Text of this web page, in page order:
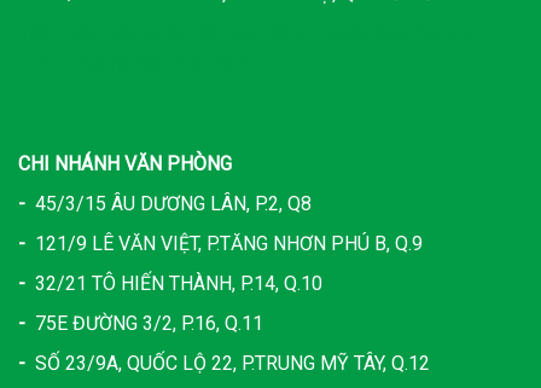
CHI NHÁNH VĂN PHÒNG
- 45/3/15 ÂU DƯƠNG LÂN, P.2, Q8
- 121/9 LÊ VĂN VIỆT, P.TĂNG NHƠN PHÚ B, Q.9
- 32/21 TÔ HIẾN THÀNH, P.14, Q.10
- 75E ĐƯỜNG 3/2, P.16, Q.11
- SỐ 23/9A, QUỐC LỘ 22, P.TRUNG MỸ TÂY, Q.12